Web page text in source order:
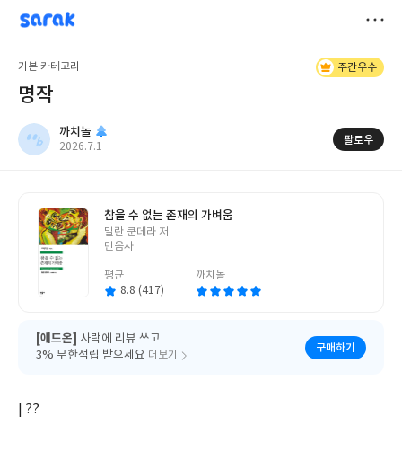
sarak
까치놀
저
장
기본 카테고리 주간우수
명작
까치놀
작
2026.7.1
팔로우
참을 수 없는 존재의 가벼움
글
쓴
밀란 쿤데라 저
민음사
평균
8.8 (417)
까치놀
[애드온] 사락에 리뷰 쓰고
3% 무한적립 받으세요 더보기
구매하기
| ??